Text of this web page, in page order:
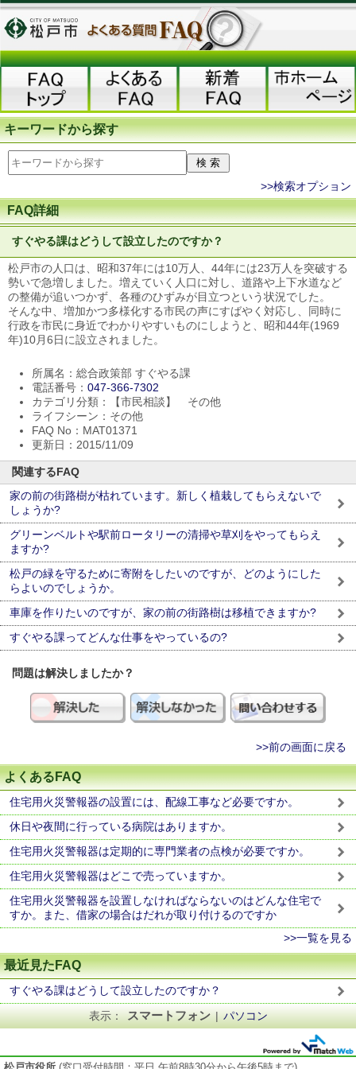
キーワードから探す
>>検索オプション
FAQ詳細
すぐやる課はどうして設立したのですか？
松戸市の人口は、昭和37年には10万人、44年には23万人を突破する
勢いで急増しました。増えていく人口に対し、道路や上下水道など
の整備が追いつかず、各種のひずみが目立つという状況でした。
そんな中、増加かつ多様化する市民の声にすばやく対応し、同時に
行政を市民に身近でわかりやすいものにしようと、昭和44年(1969
年)10月6日に設立されました。
所属名：総合政策部 すぐやる課
電話番号： 047-366-7302
カテゴリ分類：【市民相談】 その他
ライフシーン：その他
FAQ No：MAT01371
更新日：2015/11/09
関連するFAQ
家の前の街路樹が枯れています。新しく植栽してもらえないで
しょうか?
グリーンベルトや駅前ロータリーの清掃や草刈をやってもらえ
ますか?
松戸の緑を守るために寄附をしたいのですが、どのようにした
らよいのでしょうか。
車庫を作りたいのですが、家の前の街路樹は移植できますか?
すぐやる課ってどんな仕事をやっているの?
問題は解決しましたか？
>>前の画面に戻る
よくあるFAQ
住宅用火災警報器の設置には、配線工事など必要ですか。
休日や夜間に行っている病院はありますか。
住宅用火災警報器は定期的に専門業者の点検が必要ですか。
住宅用火災警報器はどこで売っていますか。
住宅用火災警報器を設置しなければならないのはどんな住宅で
すか。また、借家の場合はだれが取り付けるのですか
>>一覧を見る
最近見たFAQ
すぐやる課はどうして設立したのですか？
表示： スマートフォン | パソコン